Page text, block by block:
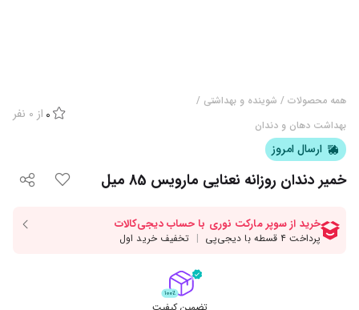
همه محصولات / شوینده و بهداشتی /
بهداشت دهان و دندان
0 از 0 نفر
ارسال امروز
خمیر دندان روزانه نعنایی مارویس 85 میل